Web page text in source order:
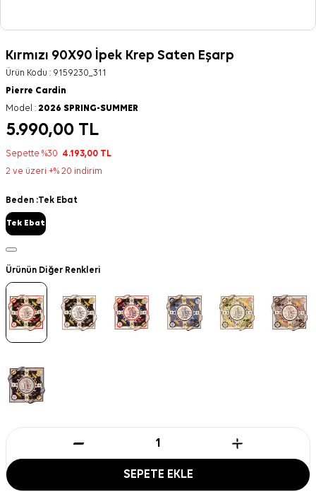
Kırmızı 90X90 İpek Krep Saten Eşarp
Ürün Kodu : 9159230_311
Pierre Cardin
Model : 2026 SPRING-SUMMER
5.990,00 TL
Sepette %30 4.193,00 TL
2 ve üzeri +% 20 indirim
Beden :Tek Ebat
Tek Ebat
Ürünün Diğer Renkleri
SEPETE EKLE